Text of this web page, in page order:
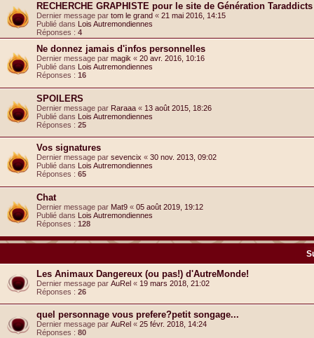
RECHERCHE GRAPHISTE pour le site de Génération Taraddicts
Dernier message par tom le grand « 21 mai 2016, 14:15
Publié dans Lois Autremondiennes
Réponses : 4
Ne donnez jamais d'infos personnelles
Dernier message par magik « 20 avr. 2016, 10:16
Publié dans Lois Autremondiennes
Réponses : 16
SPOILERS
Dernier message par Raraaa « 13 août 2015, 18:26
Publié dans Lois Autremondiennes
Réponses : 25
Vos signatures
Dernier message par sevencix « 30 nov. 2013, 09:02
Publié dans
Lois Autremondiennes
Réponses : 65
Chat
Dernier message par Mat9 « 05 août 2019, 19:12
Publié dans Lois Autremondiennes
Réponses : 128
Les Animaux Dangereux (ou pas!) d'AutreMonde!
Dernier message par AuRel « 19 mars 2018, 21:02
Réponses : 26
quel personnage vous prefere?petit songage...
Dernier message par AuRel « 25 févr. 2018, 14:24
Réponses : 80